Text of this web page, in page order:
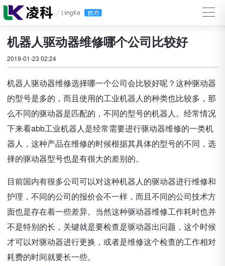
机器人驱动器维修哪个公司比较好
2019-01-23 02:24
机器人驱动器维修选择哪一个公司会比较好呢？这种驱动器
的型号是多的，而且使用的工业机器人的种类也比较多，那
么不同的驱动器是匹配的，不同的型号的机器人。经常情况
下来看abb工业机器人是经常需要进行驱动器维修的一类机
器人，这种产品在维修的时候根据其具体的型号的不同，选
择的驱动器型号也是有很大的差别的。
目前国内有很多公司可以对这种机器人的驱动器进行维修和
护理，不同的公司的报价会不一样，而且不同的公司技术方
面也是存在着一些差异。当然这种驱动器维修工作耗时也并
不是特别的长，关键就是要检查是驱动器出问题，这个时候
才可以对驱动器进行更换，或者是维修这个检查的工作相对
耗费的时间就要长一些。